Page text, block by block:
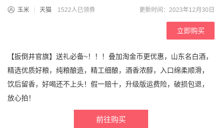
玉米 天猫 1522人已领券 更新时间：2023年12月30日
立即购买
【扳倒井官旗】送礼必备~！！！叠加淘金币更优惠，山东名白酒，
精选优质好粮，纯粮酿造，精工细酿，酒香浓醇，入口绵柔顺滑，
饮后留香，好喝还不上头！假一赔十，升级版运费险，破损包退，
放心拍！
前往购买